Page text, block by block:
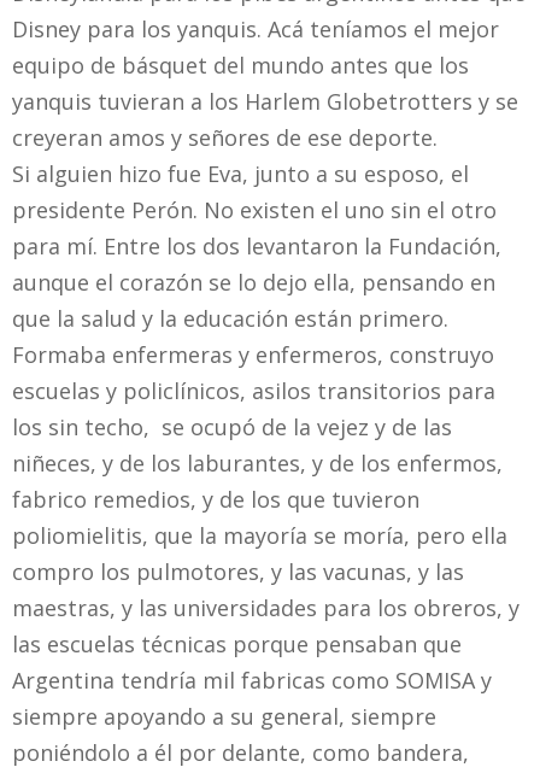
Disney para los yanquis. Acá teníamos el mejor
equipo de básquet del mundo antes que los
yanquis tuvieran a los Harlem Globetrotters y se
creyeran amos y señores de ese deporte.
Si alguien hizo fue Eva, junto a su esposo, el
presidente Perón. No existen el uno sin el otro
para mí. Entre los dos levantaron la Fundación,
aunque el corazón se lo dejo ella, pensando en
que la salud y la educación están primero.
Formaba enfermeras y enfermeros, construyo
escuelas y policlínicos, asilos transitorios para
los sin techo, se ocupó de la vejez y de las
niñeces, y de los laburantes, y de los enfermos,
fabrico remedios, y de los que tuvieron
poliomielitis, que la mayoría se moría, pero ella
compro los pulmotores, y las vacunas, y las
maestras, y las universidades para los obreros, y
las escuelas técnicas porque pensaban que
Argentina tendría mil fabricas como SOMISA y
siempre apoyando a su general, siempre
poniéndolo a él por delante, como bandera,